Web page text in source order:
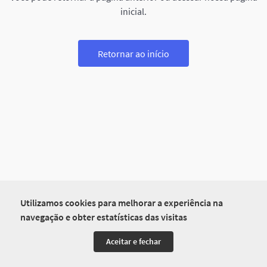
Utilizamos cookies para melhorar a experiência na
navegação e obter estatísticas das visitas
Aceitar e fechar
inicial.
Retornar ao início